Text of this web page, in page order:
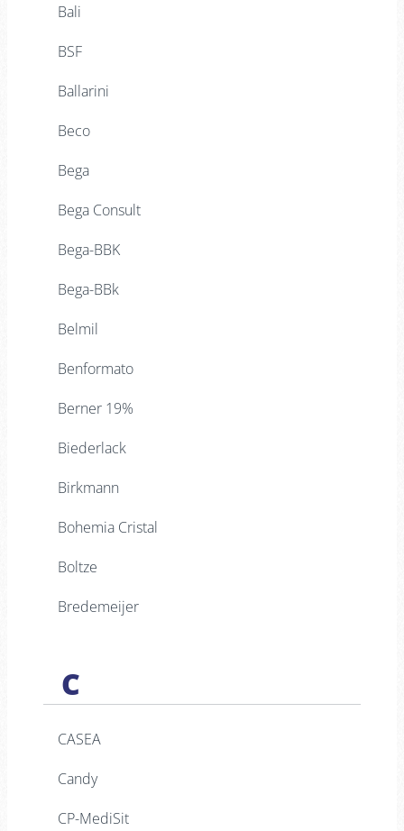
Bali
BSF
Ballarini
Beco
Bega
Bega Consult
Bega-BBK
Bega-BBk
Belmil
Benformato
Berner 19%
Biederlack
Birkmann
Bohemia Cristal
Boltze
Bredemeijer
C
CASEA
Candy
CP-MediSit